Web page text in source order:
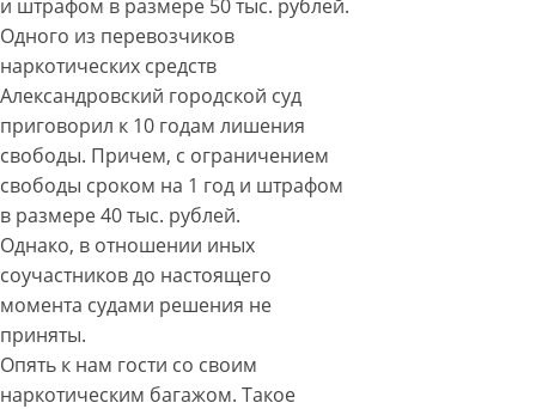
и штрафом в размере 50 тыс. рублей.
Одного из перевозчиков
наркотических средств
Александровский городской суд
приговорил к 10 годам лишения
свободы. Причем, с ограничением
свободы сроком на 1 год и штрафом
в размере 40 тыс. рублей.
Однако, в отношении иных
соучастников до настоящего
момента судами решения не
приняты.
Опять к нам гости со своим
наркотическим багажом. Такое